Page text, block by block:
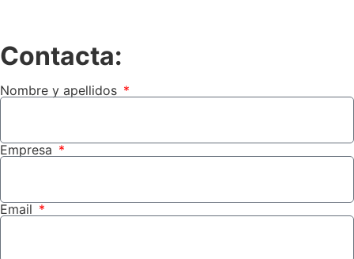
Contacta:
Nombre y apellidos
Empresa
Email